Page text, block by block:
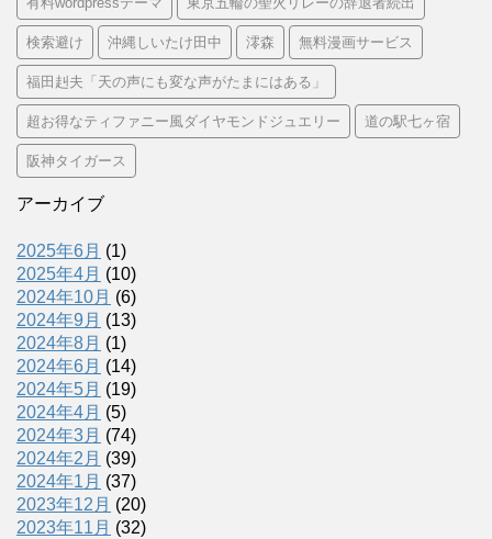
検索避け 沖縄しいたけ田中 澪森 無料漫画サービス
福田赳夫「天の声にも変な声がたまにはある」
超お得なティファニー風ダイヤモンドジュエリー 道の駅七ヶ宿
阪神タイガース
アーカイブ
2025年6月 (1)
2025年4月 (10)
2024年10月 (6)
2024年9月 (13)
2024年8月 (1)
2024年6月 (14)
2024年5月 (19)
2024年4月 (5)
2024年3月 (74)
2024年2月 (39)
2024年1月 (37)
2023年12月 (20)
2023年11月 (32)